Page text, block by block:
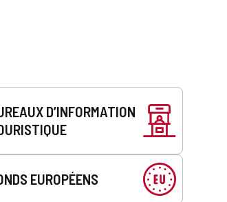
D’INFORMATION
EUROPÉENS